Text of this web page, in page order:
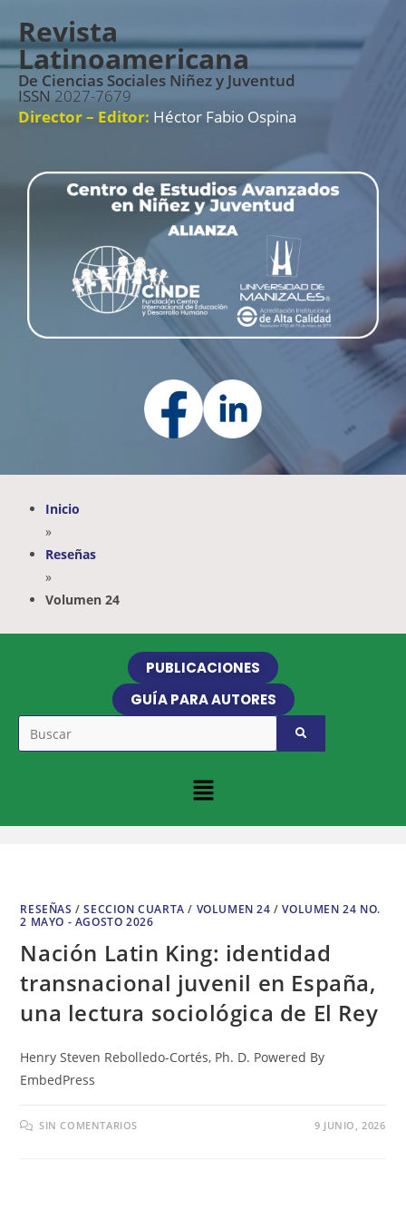
Revista
Latinoamericana
De Ciencias Sociales Niñez y Juventud
ISSN 2027-7679
Director – Editor: Héctor Fabio Ospina
Inicio
»
Reseñas
»
Volumen 24
PUBLICACIONES
GUÍA PARA AUTORES
RESEÑAS /SECCION CUARTA / VOLUMEN 24 /VOLUMEN 24 NO.
2 MAYO - AGOSTO 2026
Nación Latin King: identidad
transnacional juvenil en España,
una lectura sociológica de El Rey
Henry Steven Rebolledo-Cortés, Ph. D. Powered By
EmbedPress
SIN COMENTARIOS 9 JUNIO, 2026